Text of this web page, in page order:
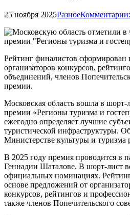
25 ноября 2025Разное
Рейтинг финалистов сформирован
организаторов конкурсов,
объединений, членов
премии.
Московская область вошла в шорт-
премии «Регионы туризма и
ежегодно определяет лучшие
туристической инфраструктуры.
Министерстве культуры и туризма
В 2025 году премия проводится в
Геннадии Шаталове. В шорт-лист
официальных номинациях.
основе предложений от
конкурсов, рейтингов и
также членов Попечительского